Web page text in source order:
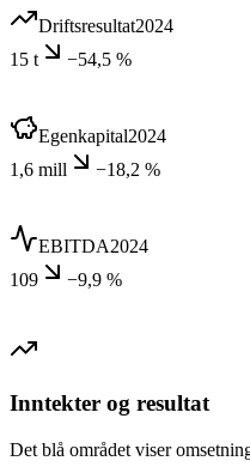
Driftsresultat2024
15 t
−54,5 %
Egenkapital2024
1,6 mill
−18,2 %
EBITDA2024
109
−9,9 %
Inntekter og resultat
Det blå området viser